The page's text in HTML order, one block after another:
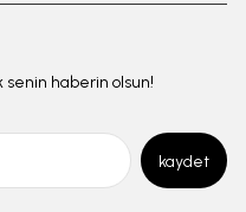
haberin olsun!
kaydet